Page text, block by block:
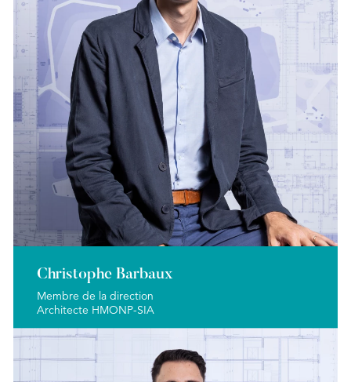
Christophe Barbaux
Membre de la direction
Architecte HMONP-SIA